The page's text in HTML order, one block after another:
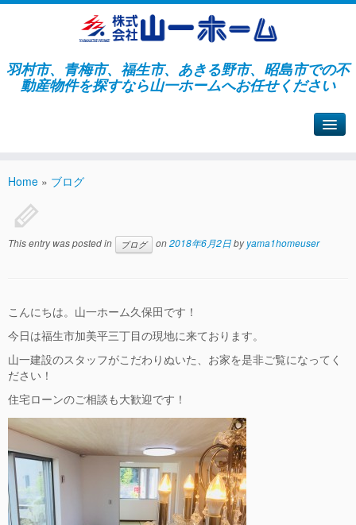
羽村市、青梅市、福生市、あきる野市、昭島市での不
動産物件を探すなら山一ホームへお任せください
Home » ブログ
This entry was posted in ブログ on2018年6月2日byyama1homeuser
こんにちは。山一ホーム久保田です！
今日は福生市加美平三丁目の現地に来ております。
山一建設のスタッフがこだわりぬいた、お家を是非ご覧になってく
ださい！
住宅ローンのご相談も大歓迎です！